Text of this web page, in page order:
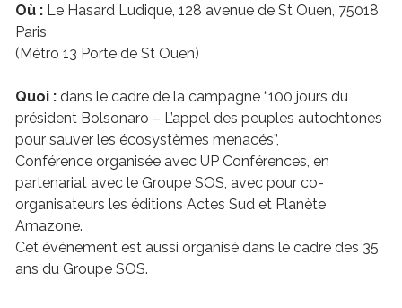
Où :Le Hasard Ludique, 128 avenue de St Ouen, 75018
Paris
(Métro 13 Porte de St Ouen)
Quoi :dans le cadre de la campagne “100 jours du
président Bolsonaro – L’appel des peuples autochtones
pour sauver les écosystèmes menacés”,
Conférence organisée avec UP Conférences, en
partenariat avec le Groupe SOS, avec pour co-
organisateurs les éditions Actes Sud et Planète
Amazone.
Cet événement est aussi organisé dans le cadre des 35
ans du Groupe SOS.